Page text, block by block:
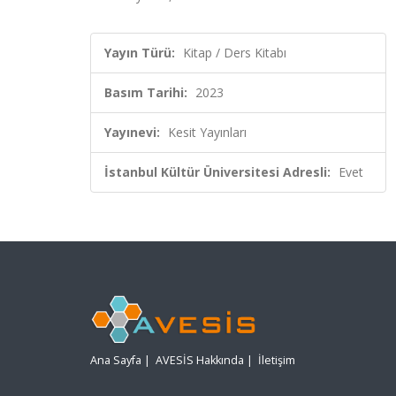
Yayın Türü: Kitap / Ders Kitabı
Basım Tarihi: 2023
Yayınevi: Kesit Yayınları
İstanbul Kültür Üniversitesi Adresli: Evet
Ana Sayfa | AVESİS Hakkında | İletişim